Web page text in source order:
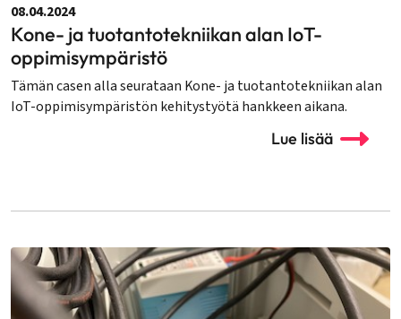
08.04.2024
Kone- ja tuotantotekniikan alan IoT-
oppimisympäristö
Tämän casen alla seurataan Kone- ja tuotantotekniikan alan
IoT-oppimisympäristön kehitystyötä hankkeen aikana.
Lue lisää